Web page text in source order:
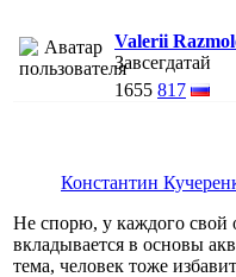
Valerii
Завсегдатай
1655 817
Константин
Не спорю, у каждого свой
вкладывается в основы
тема, человек тоже